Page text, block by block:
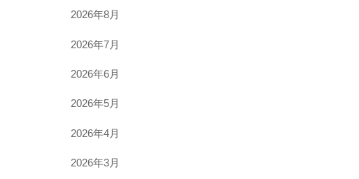
2026年8月
2026年7月
2026年6月
2026年5月
2026年4月
2026年3月